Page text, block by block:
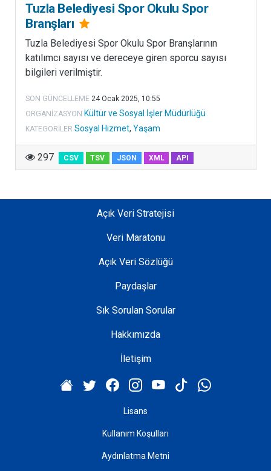
Tuzla Belediyesi Spor Okulu Spor
Branşları
Tuzla Belediyesi Spor Okulu Spor Branşlarının
katılımcı sayısı ve dereceye giren sporcu sayısı
bilgileri verilmiştir.
SON GÜNCELLEME 24 Ocak 2025, 10:55
ORGANIZASYON Kültür ve Sosyal İşler Müdürlüğü
KATEGORILER Sosyal Hizmet, Yaşam
297 CSV TSV JSON XML API
Açık Veri Stratejisi
Veri Maratonu
Açık Veri Sözlüğü
Paydaşlar
Sık Sorulan Sorular
Hakkımızda
İletişim
Lisans
Kullanım Koşulları
Aydınlatma Metni